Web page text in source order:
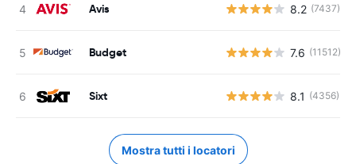
Avis 8.2 (7437)
Budget 7.6 (11512)
Sixt 8.1 (4356)
Mostra tutti i locatori